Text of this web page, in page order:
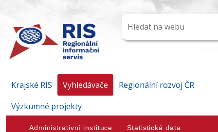
Krajské RIS Vyhledávače
Regionální rozvoj ČR
Výzkumné projekty
Administrativní instituce Statistická data